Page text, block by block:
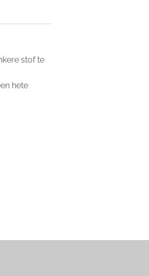
stof te
hete